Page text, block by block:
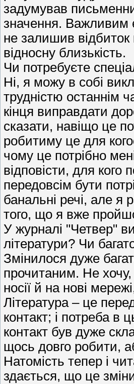
задумував
значення. Важливим
не залишив
відносну близькість.
Чи потребуєте
Ні, я можу в собі
трудністю останнім
кінця виправдати
сказати, навіщо це
робитиму це для
чому це потрібно
відповісти, для кого
передовсім бути
банальні речі, але
того, що я вже
У журналі "Четвер"
літератури? Чи
Змінилося дуже
прочитаним. Не
носії й на нові
Література – це
контакт; і потреба в
контакт був дуже
щось довго робити,
Натомість тепер і
здається, що це